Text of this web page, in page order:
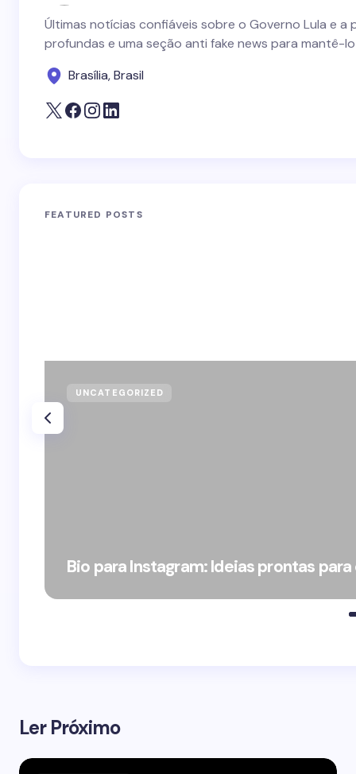
Últimas notícias confiáveis sobre o Governo Lula e
profundas e uma seção anti fake news para mantê-
Brasília, Brasil
FEATURED POSTS
UNCATEGORIZED
Bio para Instagram: Ideias prontas
Ler Próximo